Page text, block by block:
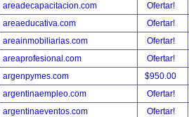
areadecapacitacion.com
Ofertar!
areaeducativa.com
Ofertar!
areainmobiliarias.com
Ofertar!
areaprofesional.com
Ofertar!
argenpymes.com
$950.00
argentinaempleo.com
Ofertar!
argentinaeventos.com
Ofertar!